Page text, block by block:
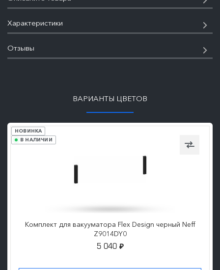
Характеристики
Отзывы
ВАРИАНТЫ ЦВЕТОВ
НОВИНКА
В НАЛИЧИИ
Комплект для вакууматора Flex Design черный Neff
Z9014DY0
5 040 ₽